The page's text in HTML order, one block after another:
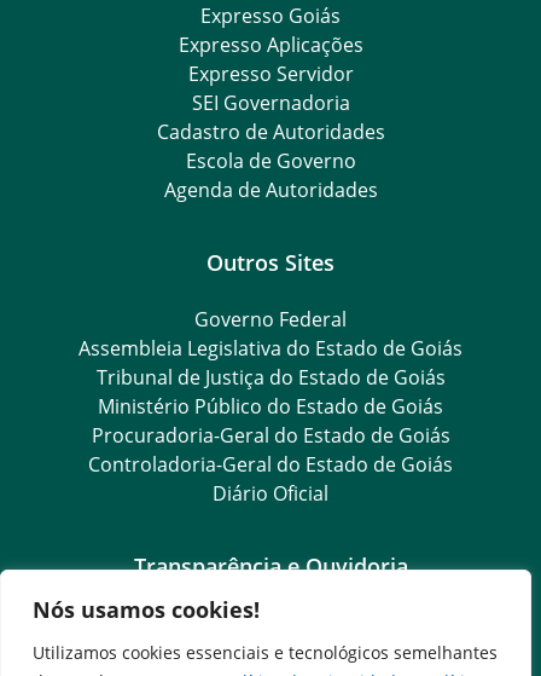
Nós usamos cookies!
Utilizamos cookies essenciais e tecnológicos semelhantes
Expresso Goiás
Expresso Aplicações
Expresso Servidor
SEI Governadoria
Cadastro de Autoridades
Escola de Governo
Agenda de Autoridades
Outros Sites
Governo Federal
Assembleia Legislativa do Estado de Goiás
Tribunal de Justiça do Estado de Goiás
Ministério Público do Estado de Goiás
Procuradoria-Geral do Estado de Goiás
Controladoria-Geral do Estado de Goiás
Diário Oficial
Transparência e Ouvidoria
LGPD
Goiás Transparência